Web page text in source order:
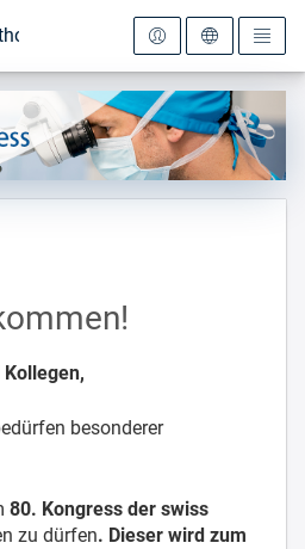
2020
besonderer
80. Kongress der swiss
zu dürfen. Dieser wird zum